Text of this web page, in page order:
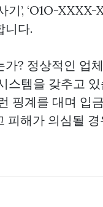
’, ‘O1O-XXXX-
니다.
? 정상적인 업
스템을 갖추고 있
핑계를 대며 입
피해가 의심될